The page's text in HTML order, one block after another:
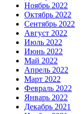
Ноябрь 2022
Октябрь 2022
Сентябрь 2022
Август 2022
Июль 2022
Июнь 2022
Май 2022
Апрель 2022
Март 2022
Февраль 2022
Январь 2022
Декабрь 2021